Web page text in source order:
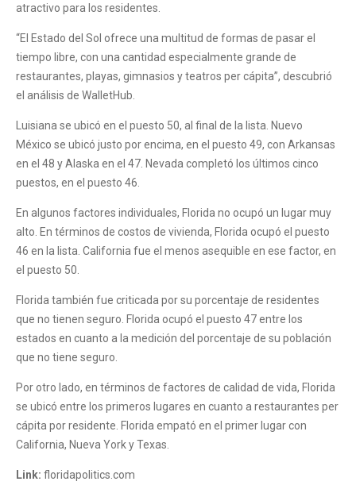
atractivo para los residentes.
“El Estado del Sol ofrece una multitud de formas de pasar el
tiempo libre, con una cantidad especialmente grande de
restaurantes, playas, gimnasios y teatros per cápita”, descubrió
el análisis de WalletHub.
Luisiana se ubicó en el puesto 50, al final de la lista. Nuevo
México se ubicó justo por encima, en el puesto 49, con Arkansas
en el 48 y Alaska en el 47. Nevada completó los últimos cinco
puestos, en el puesto 46.
En algunos factores individuales, Florida no ocupó un lugar muy
alto. En términos de costos de vivienda, Florida ocupó el puesto
46 en la lista. California fue el menos asequible en ese factor, en
el puesto 50.
Florida también fue criticada por su porcentaje de residentes
que no tienen seguro. Florida ocupó el puesto 47 entre los
estados en cuanto a la medición del porcentaje de su población
que no tiene seguro.
Por otro lado, en términos de factores de calidad de vida, Florida
se ubicó entre los primeros lugares en cuanto a restaurantes per
cápita por residente. Florida empató en el primer lugar con
California, Nueva York y Texas.
Link: floridapolitics.com